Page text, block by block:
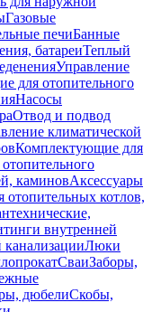
Газовые
печиБанные
батареиТеплый
Управление
для отопительного
Насосы
Отвод и подвод
климатической
Комплектующие для
каминовАксессуары
котлов,
внутренней
Люки
СваиЗаборы,
дюбелиСкобы,